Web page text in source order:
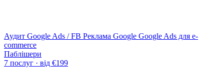
Аудит Google Ads / FB Реклама Google Google Ads для e-
commerce
Паблішери
7 послуг · від €199